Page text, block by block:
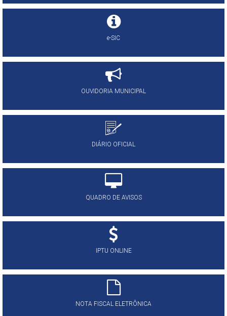
e-SIC
OUVIDORIA MUNICIPAL
DIÁRIO OFICIAL
QUADRO DE AVISOS
IPTU ONLINE
NOTA FISCAL ELETRÔNICA